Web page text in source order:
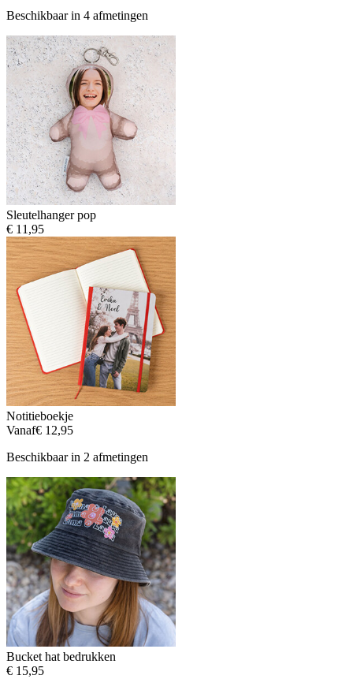
Beschikbaar in 4 afmetingen
Sleutelhanger pop
€ 11,95
Notitieboekje
Vanaf€ 12,95
Beschikbaar in 2 afmetingen
Bucket hat bedrukken
€ 15,95